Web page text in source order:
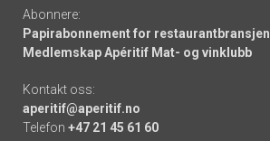
Abonnere:
Papirabonnement for restaurantbransjen
Medlemskap Apéritif Mat- og vinklubb
Kontakt oss:
aperitif@aperitif.no
Telefon +47 21 45 61 60